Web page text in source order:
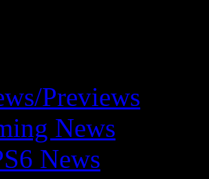
Previews
News
News